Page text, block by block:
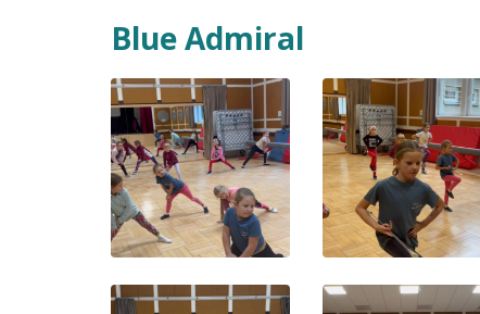
Blue Admiral